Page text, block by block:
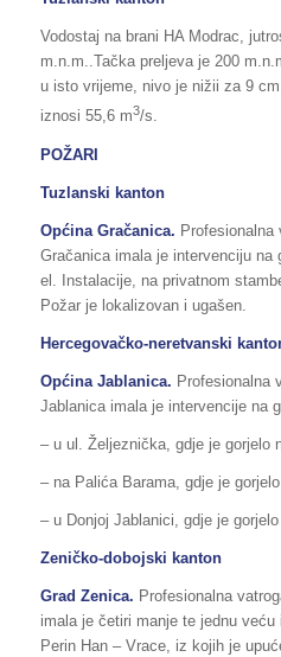
Vodostaj na brani HA Modrac,
m.n.m..Tačka preljeva je 200
u isto vrijeme, nivo je nižii za 9
iznosi 55,6 m3/s.
POŽARI
Tuzlanski kanton
Općina Gračanica. Profesionalna
Gračanica imala je intervenciju na
el. Instalacije, na privatnom
Požar je lokalizovan i ugašen.
Hercegovačko-neretvanski
Općina Jablanica. Profesionalna
Jablanica imala je intervencije na
– u ul. Željeznička, gdje je gorjelo
– na Palića Barama, gdje je
– u Donjoj Jablanici, gdje je
Zeničko-dobojski kanton
Grad Zenica. Profesionalna
imala je četiri manje te jednu
Perin Han – Vrace, iz kojih je